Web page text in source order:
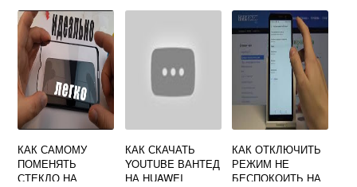
КАК САМОМУ
ПОМЕНЯТЬ
СТЕКЛО НА
КАК СКАЧАТЬ
YOUTUBE ВАНТЕД
НА HUAWEI
КАК ОТКЛЮЧИТЬ
РЕЖИМ НЕ
БЕСПОКОИТЬ НА